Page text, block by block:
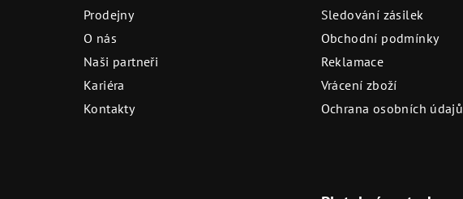
Prodejny
O nás
Naši partneři
Kariéra
Kontakty
Sledování zásilek
Obchodní podmínky
Reklamace
Vrácení zboží
Ochrana osobních údajů